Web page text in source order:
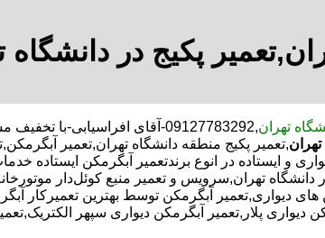
پکیج در دانشگاه
تهران
,09127783292-آقای افراسیابی-
,تعمیر پکیج منطقه دانشگاه تهران,تعمیر
و ایستاده در انوع برندتعمیر آبگرمکن ایستاده
دانشگاه تهران,سرویس و تعمیر منبع کوئل‌دار
دیواری,تعمیر آبگرمکن توسط بهترین تعمیرکار
پلار,تعمیر آبگرمکن دیواری سپهر